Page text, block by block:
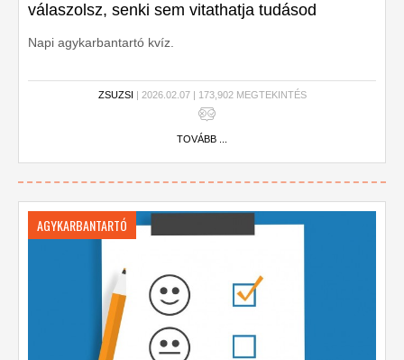
válaszolsz, senki sem vitathatja tudásod
Napi agykarbantartó kvíz.
ZSUZSI | 2026.02.07 | 173,902 MEGTEKINTÉS
TOVÁBB ...
AGYKARBANTARTÓ